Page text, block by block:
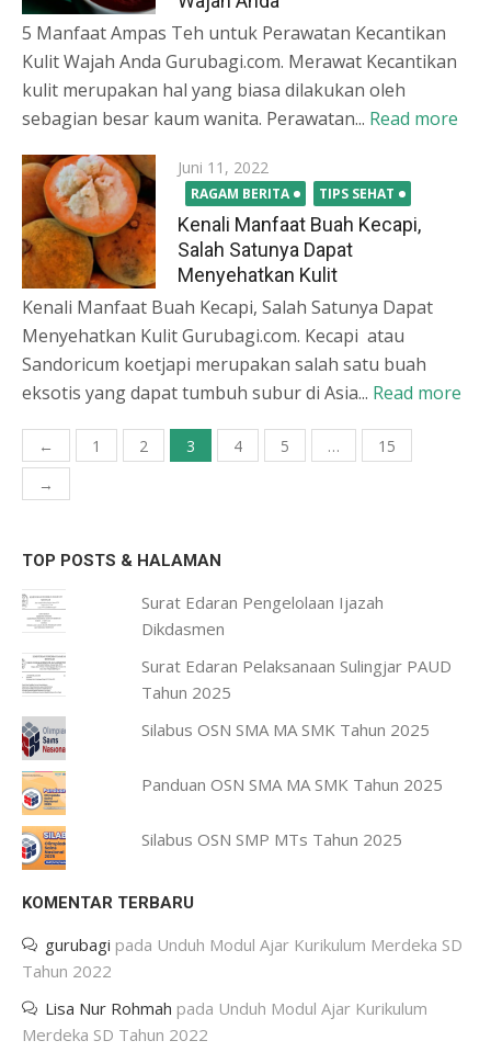
5 Manfaat Ampas Teh untuk Perawatan Kecantikan
Kulit Wajah Anda Gurubagi.com. Merawat Kecantikan
kulit merupakan hal yang biasa dilakukan oleh
sebagian besar kaum wanita. Perawatan... Read more
Posted
on
Juni 11, 2022
RAGAM BERITA TIPS SEHAT
Kenali Manfaat Buah Kecapi,
Salah Satunya Dapat
Menyehatkan Kulit
Kenali Manfaat Buah Kecapi, Salah Satunya Dapat
Menyehatkan Kulit Gurubagi.com. Kecapi atau
Sandoricum koetjapi merupakan salah satu buah
eksotis yang dapat tumbuh subur di Asia... Read more
Paginasi
pos
← 1 2 3 4 5 …
15
→
TOP POSTS & HALAMAN
Surat Edaran Pengelolaan Ijazah
Dikdasmen
Surat Edaran Pelaksanaan Sulingjar PAUD
Tahun 2025
Silabus OSN SMA MA SMK Tahun 2025
Panduan OSN SMA MA SMK Tahun 2025
Silabus OSN SMP MTs Tahun 2025
KOMENTAR TERBARU
gurubagi pada Unduh Modul Ajar Kurikulum Merdeka SD
Tahun 2022
Lisa Nur Rohmah pada Unduh Modul Ajar Kurikulum
Merdeka SD Tahun 2022